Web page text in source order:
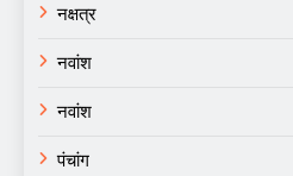
नक्षत्र
नवांश
नवांश
पंचांग